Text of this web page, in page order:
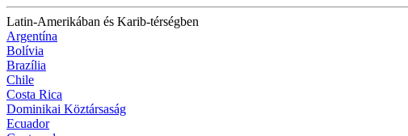
Latin-Amerikában és Karib-térségben
Argentína
Bolívia
Brazília
Chile
Costa Rica
Dominikai Köztársaság
Ecuador